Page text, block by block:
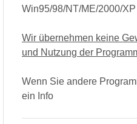
Win95/98/NT/ME/2000/
Wir übernehmen keine
und Nutzung der
Wenn Sie andere
ein Info